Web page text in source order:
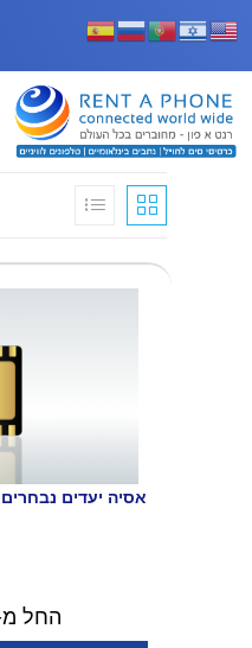
אסיה יעדים
החל